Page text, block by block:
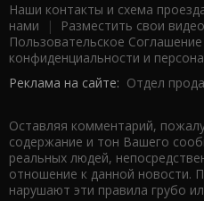
Наши контакты и схема
нами | Разместить свои
Пользовательское Соглашение
конфиденциальности и
Реклама на сайте: Отдел
Оставляя комментарий,
содержание и тон Вашего
реальных людей,
отношение к данной новости.
нарушают эти правила грубо